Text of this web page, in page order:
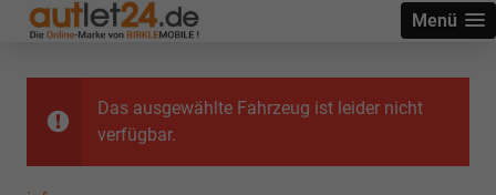
Menü
Das ausgewählte Fahrzeug ist leider nicht
verfügbar.